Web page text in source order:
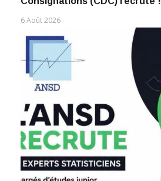
6 Août 2026